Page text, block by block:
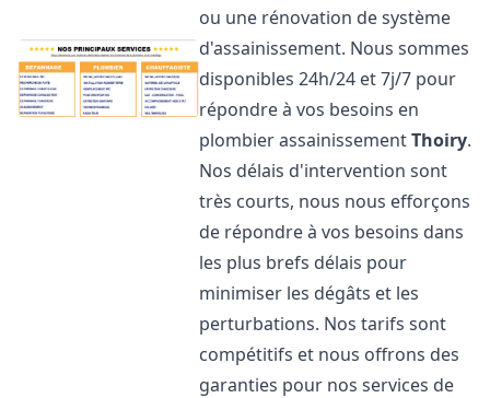
ou une rénovation de système
d'assainissement. Nous sommes
disponibles 24h/24 et 7j/7 pour
répondre à vos besoins en
plombier assainissementThoiry.
Nos délais d'intervention sont
très courts, nous nous efforçons
de répondre à vos besoins dans
les plus brefs délais pour
minimiser les dégâts et les
perturbations. Nos tarifs sont
compétitifs et nous offrons des
garanties pour nos services de